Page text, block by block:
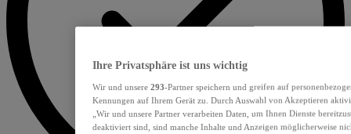
Ihre Privatsphäre ist uns wichtig
Wir und unsere 293-Partner speichern und greifen auf
Kennungen auf Ihrem Gerät zu. Durch Auswahl von Akzeptieren
„Wir und unsere Partner verarbeiten Daten, um Ihnen Dienste
deaktiviert sind, sind manche Inhalte und Anzeigen möglicherweise